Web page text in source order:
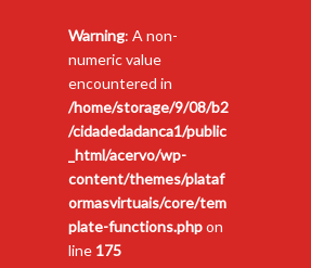
Warning: A non-
numeric value
encountered in
/home/storage/9/08/b2
/cidadedadanca1/public
_html/acervo/wp-
content/themes/plataf
ormasvirtuais/core/tem
plate-functions.phpon
line 175